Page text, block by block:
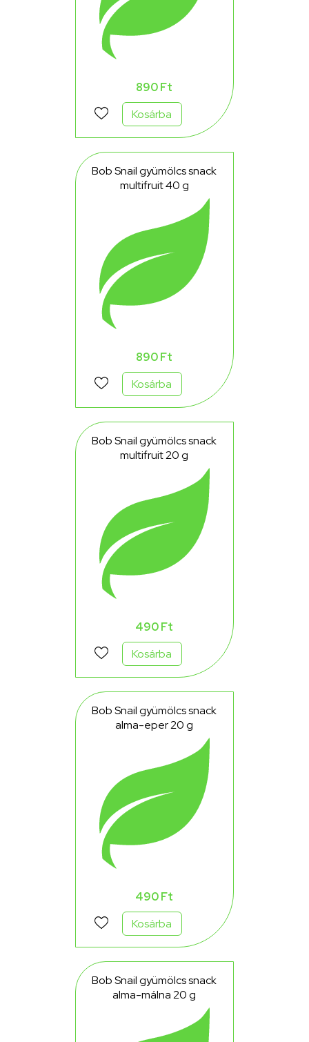
890 Ft
Kosárba
Bob Snail gyümölcs snack
multifruit 40 g
890 Ft
Kosárba
Bob Snail gyümölcs snack
multifruit 20 g
490 Ft
Kosárba
Bob Snail gyümölcs snack
alma-eper 20 g
490 Ft
Kosárba
Bob Snail gyümölcs snack
alma-málna 20 g